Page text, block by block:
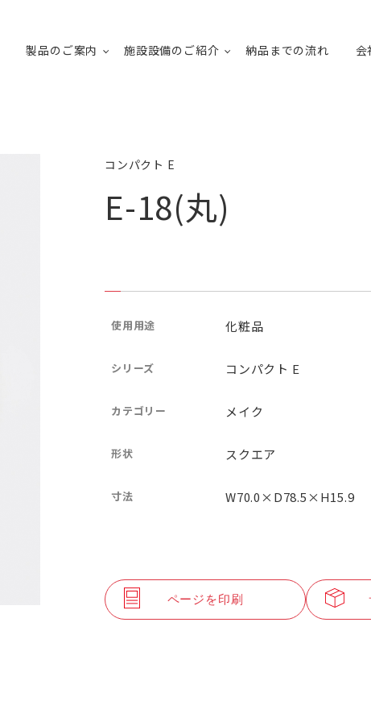
製品のご案内 施設設備のご紹介 納品までの流れ 会
コンパクト E
E-18(丸)
使用用途 化粧品
シリーズ コンパクト E
カテゴリー メイク
形状 スクエア
寸法 W70.0×D78.5×H15.9
ページを印刷